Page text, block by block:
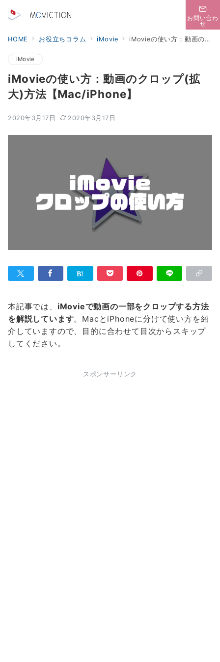
お問い合わ
せ
HOME お役立ちコラム iMovie iMovieの使い方：動画のクロップ(拡大)方法【Mac/iPhone】
iMovie
iMovieの使い方：動画のクロップ(拡
大)方法【Mac/iPhone】
2020年3月17日 2020年3月17日
本記事では、 iMovieで動画の一部をクロップする方法
を解説しています。MacとiPhoneに分けて使い方を紹
介していますので、目的に合わせて目次からスキップ
してください。
スポンサーリンク